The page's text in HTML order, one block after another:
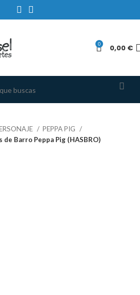
0 0,00 €
PEPPA PIG
de Barro Peppa Pig (HASBRO)